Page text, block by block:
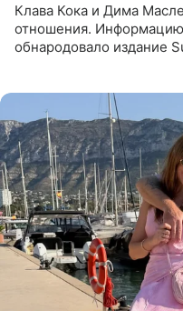
Клава Кока и Дима
отношения.
обнародовало издание